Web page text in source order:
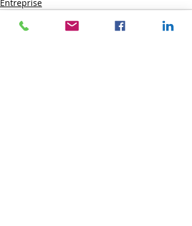
Entreprise